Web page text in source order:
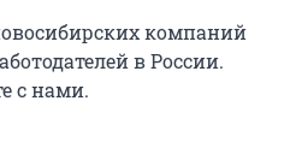
компаний
в России.
с нами.